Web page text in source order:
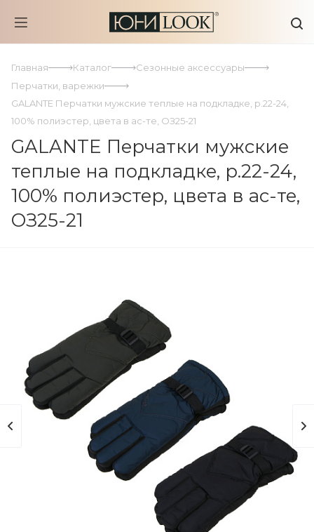
Главная Каталог
Сезонные аксессуары
Перчатки, варежки
GALANTE Перчатки мужские теплые на подкладке, р.22-24,
100% полиэстер, цвета в ас-те, ОЗ25-21
GALANTE Перчатки мужские
теплые на подкладке, р.22-24,
100% полиэстер, цвета в ас-те,
ОЗ25-21